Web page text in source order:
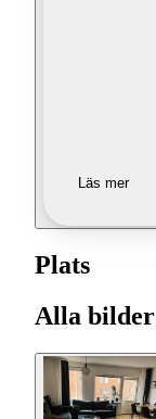
Läs mer
Plats
Alla bilder